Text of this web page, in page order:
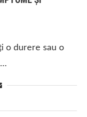
o durere sau o
…